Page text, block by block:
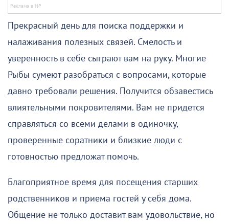
Прекрасный день для поиска поддержки и
налаживания полезных связей. Смелость и
уверенность в себе сыграют вам на руку. Многие
Рыбы сумеют разобраться с вопросами, которые
давно требовали решения. Получится обзавестись
влиятельными покровителями. Вам не придется
справляться со всеми делами в одиночку,
проверенные соратники и близкие люди с
готовностью предложат помочь.
Благоприятное время для посещения старших
родственников и приема гостей у себя дома.
Общение не только доставит вам удовольствие, но